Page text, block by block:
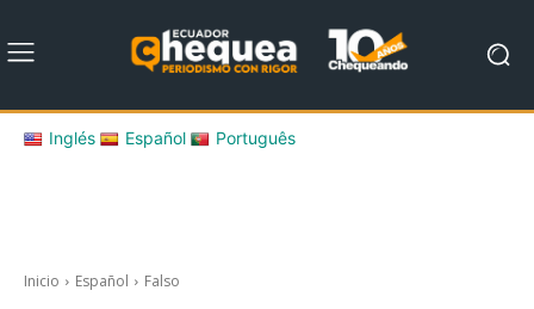
Inglés Español Português
Inicio Español Falso